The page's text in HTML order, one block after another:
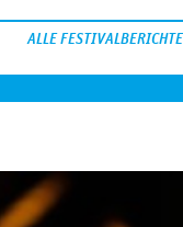
ALLE FESTIVALBERICHTE